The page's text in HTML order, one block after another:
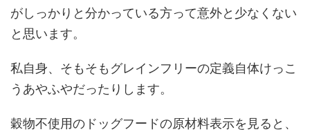
がしっかりと分かっている方って意外と少なくない
と思います。
私自身、そもそもグレインフリーの定義自体けっこ
うあやふやだったりします。
穀物不使用のドッグフードの原材料表示を見ると、